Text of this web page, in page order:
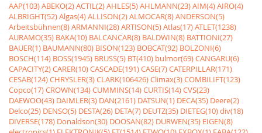
AAP(103)ABEKO(2)ACTIL(2)AHLES(5)AHLMANN(23)AIM(4)AIRO(4)
ALBRIGHT(52)Algas(4)ALLISON(2)ALMOCAR(8)ANDERSON(5)
Arbeitsbühnen(8)ARMANNI(28)ARTISON(5)Atlas(17)ATLET(1238)
AURAMO(35) BAKA(10) BALCANCAR(8) BALDWIN(8) BATTIONI(27)
BAUER(1) BAUMANN(80) BISON(123) BOBCAT(92) BOLZONI(6)
BOSCH(114) BOSS(1945) BRUSS(5) BT(410) bulmor(69)CANGARU(6)
CAPACITY(2)CARER(10)CASCADE(191)CASE(7)CATERPILLAR(171)
CESAB(124)CHRYSLER(3)CLARK(106426)Climax(3)COMBILIFT(123)
Copco(17)CROWN(134)CUMMINS(14)CURTIS(14)CVS(23)
DAEWOO(43) DAIMLER(3) DAN(2161) DATSUN(1) DECA(35) Deere(2)
Delco(25) DENSO(5) DESTA(26) DETA(7) DEUTZ(35) DIETEG(10)div(18)
DIVERSE(178) Donaldson(30) DOOSAN(82) DURWEN(35) EIGEN(8)